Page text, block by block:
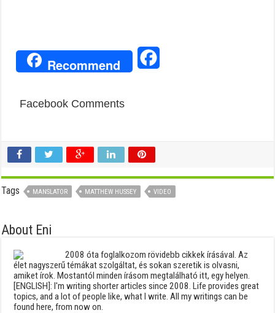
Recommend
Facebook Comments
Tags MANSLATOR MATTHEW HUSSEY VIDEO
About Eni
2008 óta foglalkozom rövidebb cikkek írásával. Az
élet nagyszerű témákat szolgáltat, és sokan szeretik is olvasni,
amiket írok. Mostantól minden írásom megtalálható itt, egy helyen.
[ENGLISH]: I'm writing shorter articles since 2008. Life provides great
topics, and a lot of people like, what I write. All my writings can be
found here, from now on.